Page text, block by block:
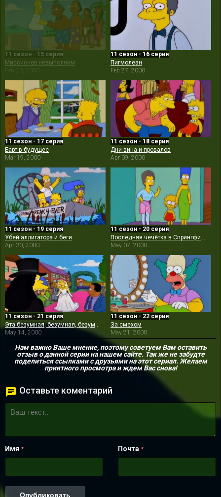
11 сезон - 15 серия
Миссионер невыполним
Feb 20, 2000
11 сезон - 16 серия
Пигмолеан
Feb 27, 2000
11 сезон - 17 серия
Барт в будущее
Mar 19, 2000
11 сезон - 18 серия
Дни вина и провалов
Apr 09, 2000
11 сезон - 19 серия
Убей аллигатора и беги
Apr 30, 2000
11 сезон - 20 серия
Последняя чечётка в Спрингфилде
May 07, 2000
11 сезон - 21 серия
Эта безумная, безумная, безумная, безумная Мардж
May 14, 2000
11 сезон - 22 серия
За смехом
May 21, 2000
Нам важно Ваше мнение, поэтому советуем Вам оставить
отзыв о данной серии на нашем сайте. Так же не забудте
поделиться ссылками с друзьями на этот сериал. Желаем
приятного просмотра и ждем Вас снова!
Оставьте коментарий
Имя * Почта *